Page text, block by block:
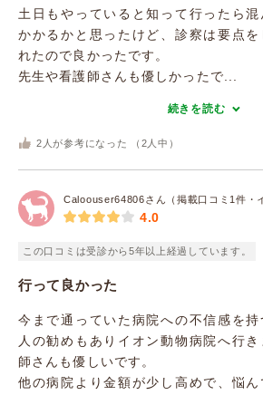
土日もやっていると知って行ったら
かかるかと思ったけど、診察は要点を
れたので良かったです。
先生や看護師さんも優しかったで...
続きを読む
2 人が参考になった （ 2 人中）
Caloouser64806さん（掲載口コミ1件・
4.0
この口コミは受診から5年以上経過しています。
行って良かった
今まで通っていた病院への不信感を
人の勧めもありイオン動物病院へ行
師さんも優しいです。
他の病院より金額が少し高めで、悩